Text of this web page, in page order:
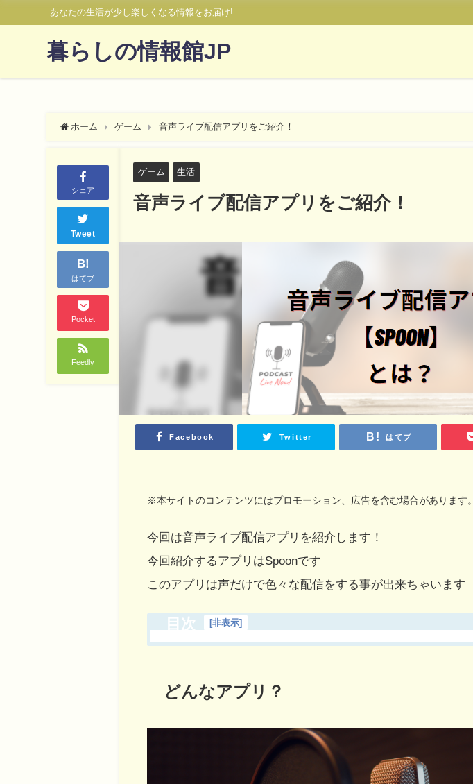
あなたの生活が少し楽しくなる情報をお届け!
暮らしの情報館JP
ホーム ゲーム 音声ライブ配信アプリをご紹介！
シェア
Tweet
B!
はてブ
Pocket
Feedly
ゲーム 生活
音声ライブ配信アプリをご紹介！
Facebook Twitter はてブ
※本サイトのコンテンツにはプロモーション、広告を含む場合があります。
今回は音声ライブ配信アプリを紹介します！
今回紹介するアプリはSpoonです
このアプリは声だけで色々な配信をする事が出来ちゃいます
目次 [非表示]
どんなアプリ？